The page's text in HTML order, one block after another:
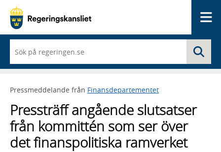
du
börjar
skriva
framträder
lista
med
sökförslag
Pressmeddelande från Finansdepartementet
Pressträff angående slutsatser
från kommittén som ser över
det finanspolitiska ramverket